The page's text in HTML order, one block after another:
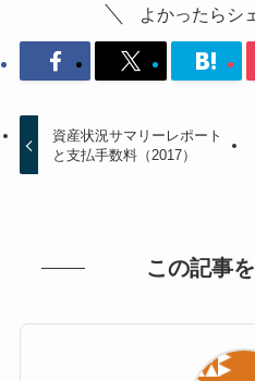
よかったらシ
資産状況サマリーレポート
と支払手数料（2017）
この記事